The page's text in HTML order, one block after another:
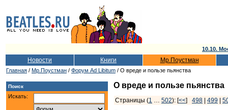
10.10.
Новости Книги Мр.Поустман
Главная / Мр.Поустман / Форум Ad Libitum / О вреде и пользе пьянства
Поиск
Искать:
О вреде и пользе пьянства
Страницы (1 … 502): [<<] 498 499